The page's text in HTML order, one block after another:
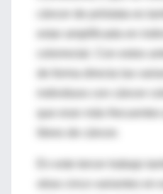
otras cinco variantes en